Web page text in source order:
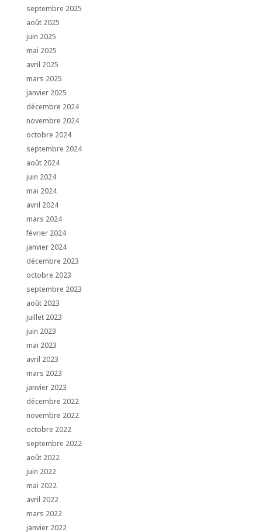
septembre 2025
août 2025
juin 2025
mai 2025
avril 2025
mars 2025
janvier 2025
décembre 2024
novembre 2024
octobre 2024
septembre 2024
août 2024
juin 2024
mai 2024
avril 2024
mars 2024
février 2024
janvier 2024
décembre 2023
octobre 2023
septembre 2023
août 2023
juillet 2023
juin 2023
mai 2023
avril 2023
mars 2023
janvier 2023
décembre 2022
novembre 2022
octobre 2022
septembre 2022
août 2022
juin 2022
mai 2022
avril 2022
mars 2022
janvier 2022